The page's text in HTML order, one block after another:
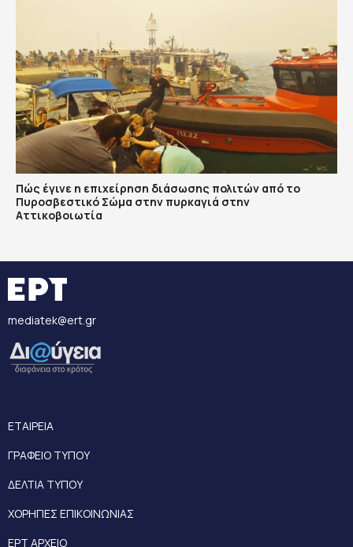
Πώς έγινε η επιχείρηση διάσωσης πολιτών από το
Πυροσβεστικό Σώμα στην πυρκαγιά στην
Αττικοβοιωτία
mediatek@ert.gr
ΕΤΑΙΡΕΙΑ
ΓΡΑΦΕΙΟ ΤΥΠΟΥ
ΔΕΛΤΙΑ ΤΥΠΟΥ
ΧΟΡΗΓΙΕΣ ΕΠΙΚΟΙΝΩΝΙΑΣ
ΕΡΤ ΑΡΧΕΙΟ